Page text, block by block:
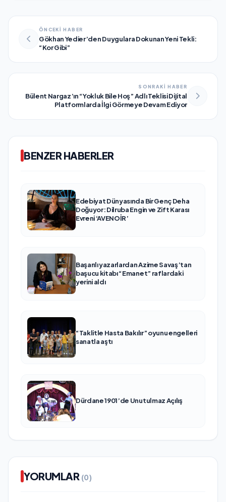
ÖNCEKİ HABER
Gökhan Yedier’den Duygulara Dokunan Yeni Tekli:
“Kor Gibi”
SONRAKİ HABER
Bülent Nargaz’ın “Yokluk Bile Hoş” Adlı Teklisi Dijital
Platformlarda İlgi Görmeye Devam Ediyor
BENZER HABERLER
Edebiyat Dünyasında Bir Genç Deha
Doğuyor: Dilruba Engin ve Zift Karası
Evreni ‘AVENOİR’
Başarılı yazarlardan Azime Savaş’tan
başucu kitabı “Emanet” raflardaki
yerini aldı
“Taklitle Hasta Bakılır” oyunu engelleri
sanatla aştı
Dürdane 1901’de Unutulmaz Açılış
YORUMLAR (0)